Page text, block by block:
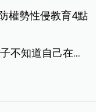
權勢性侵教育4點
不知道自己在霸